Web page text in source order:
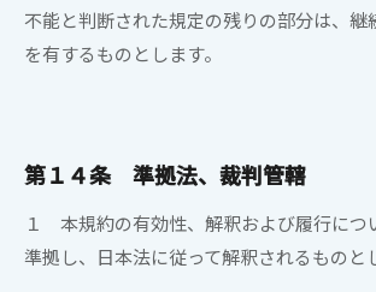
不能と判断された規定の残りの部分は、継
を有するものとします。
第１４条 準拠法、裁判管轄
１ 本規約の有効性、解釈および履行につ
準拠し、日本法に従って解釈されるものと